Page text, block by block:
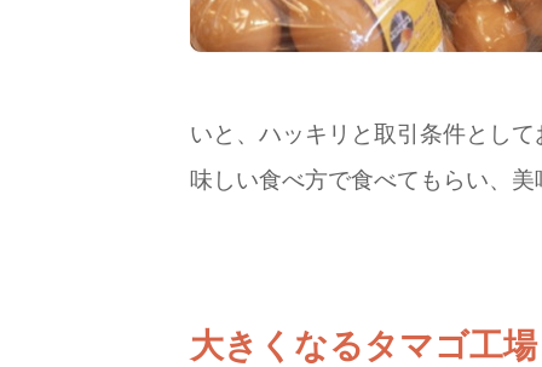
いと、ハッキリと取引条件とし
味しい食べ方で食べてもらい、
大きくなるタマゴ工場